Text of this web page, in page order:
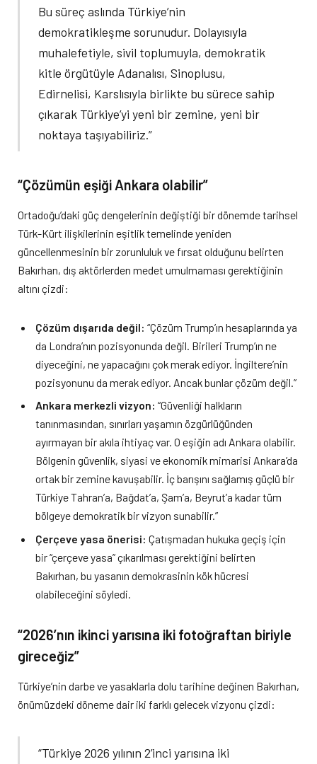
Bu süreç aslında Türkiye’nin
demokratikleşme sorunudur. Dolayısıyla
muhalefetiyle, sivil toplumuyla, demokratik
kitle örgütüyle Adanalısı, Sinoplusu,
Edirnelisi, Karslısıyla birlikte bu sürece sahip
çıkarak Türkiye’yi yeni bir zemine, yeni bir
noktaya taşıyabiliriz.”
“Çözümün eşiği Ankara olabilir”
Ortadoğu’daki güç dengelerinin değiştiği bir dönemde tarihsel
Türk-Kürt ilişkilerinin eşitlik temelinde yeniden
güncellenmesinin bir zorunluluk ve fırsat olduğunu belirten
Bakırhan, dış aktörlerden medet umulmaması gerektiğinin
altını çizdi:
Çözüm dışarıda değil: “Çözüm Trump’ın hesaplarında ya
da Londra’nın pozisyonunda değil. Birileri Trump’ın ne
diyeceğini, ne yapacağını çok merak ediyor. İngiltere’nin
pozisyonunu da merak ediyor. Ancak bunlar çözüm değil.”
Ankara merkezli vizyon: “Güvenliği halkların
tanınmasından, sınırları yaşamın özgürlüğünden
ayırmayan bir akıla ihtiyaç var. O eşiğin adı Ankara olabilir.
Bölgenin güvenlik, siyasi ve ekonomik mimarisi Ankara’da
ortak bir zemine kavuşabilir. İç barışını sağlamış güçlü bir
Türkiye Tahran’a, Bağdat’a, Şam’a, Beyrut’a kadar tüm
bölgeye demokratik bir vizyon sunabilir.”
Çerçeve yasa önerisi: Çatışmadan hukuka geçiş için
bir “çerçeve yasa” çıkarılması gerektiğini belirten
Bakırhan, bu yasanın demokrasinin kök hücresi
olabileceğini söyledi.
“2026’nın ikinci yarısına iki fotoğraftan biriyle
gireceğiz”
Türkiye’nin darbe ve yasaklarla dolu tarihine değinen Bakırhan,
önümüzdeki döneme dair iki farklı gelecek vizyonu çizdi:
“Türkiye 2026 yılının 2’inci yarısına iki